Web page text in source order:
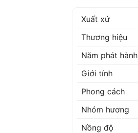
Xuất xứ
Thương hiệu
Năm phát hành
Giới tính
Phong cách
Nhóm hương
Nồng độ